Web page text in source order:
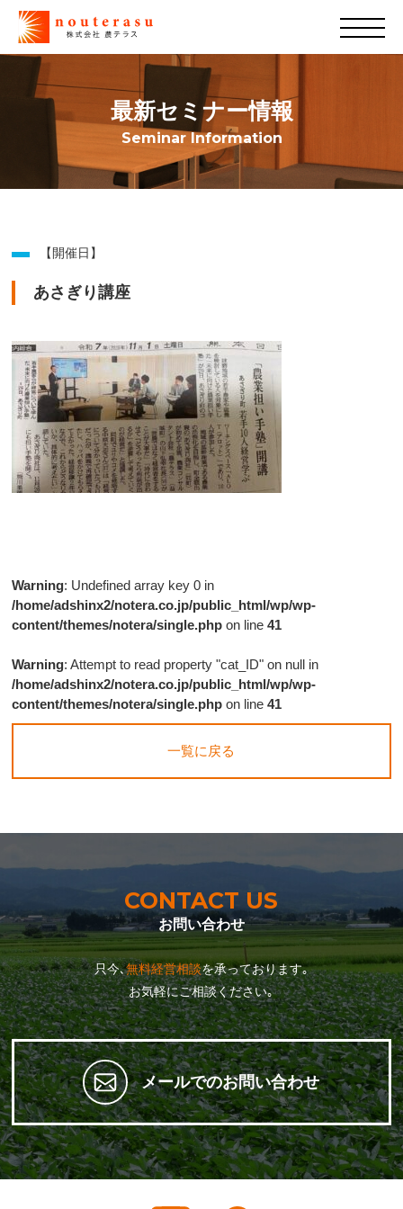
最新セミナー情報
Seminar Information
【開催日】
あさぎり講座
Warning: Undefined array key 0 in
/home/adshinx2/notera.co.jp/public_html/wp/wp-
content/themes/notera/single.php on line41
Warning: Attempt to read property "cat_ID" on null in
/home/adshinx2/notera.co.jp/public_html/wp/wp-
content/themes/notera/single.php on line41
一覧に戻る
CONTACT US
お問い合わせ
只今､無料経営相談を承っております｡
お気軽にご相談ください｡
メールでのお問い合わせ